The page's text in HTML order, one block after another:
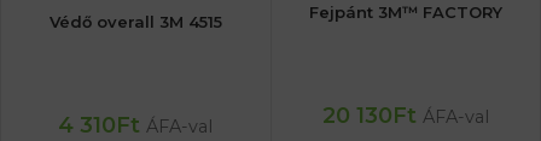
Védő overall 3M 4515
4 310Ft ÁFA-val
Fejpánt 3M™ FACTORY
20 130Ft ÁFA-val